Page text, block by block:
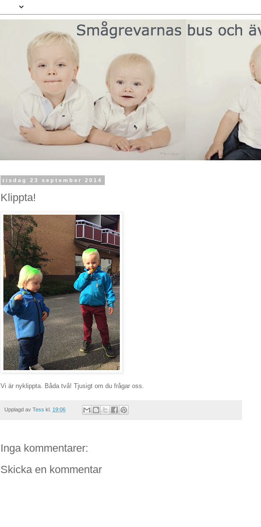
tisdag 23 september 2014
Klippta!
Vi är nyklippta. Båda två! Tjusigt om du frågar oss.
Upplagd av Tess kl. 19:06
Inga kommentarer:
Skicka en kommentar